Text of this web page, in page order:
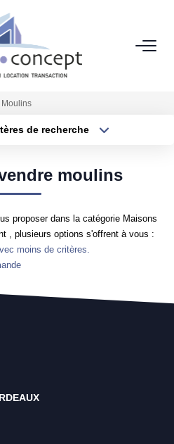
Équipe
Actualités
Clients
Rejoindre
CLIENT
Moulins
de recherche
Plus de critères
moulins
proposer dans la catégorie Maisons
, plusieurs options s'offrent à vous :
moins de critères.